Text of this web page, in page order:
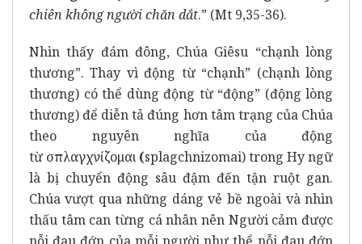
chiên không người chăn dắt.” (Mt 9,35-36).
Nhìn thấy đám đông, Chúa Giêsu “chạnh lòng
thương”. Thay vì động từ “chạnh” (chạnh lòng
thương) có thể dùng động từ “động” (động lòng
thương) để diễn tả đúng hơn tâm trạng của Chúa
theo nguyên nghĩa của động
từ σπλαγχνίζομαι(splagchnizomai) trong Hy ngữ
là bị chuyển động sâu đậm đến tận ruột gan.
Chúa vượt qua những dáng vẻ bề ngoài và nhìn
thấu tâm can từng cá nhân nên Người cảm được